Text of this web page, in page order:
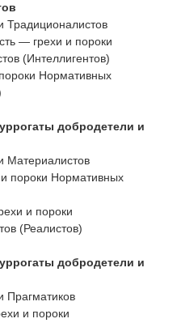
Традиционалистов
— грехи и пороки
(Интеллигентов)
Нормативных
добродетели и
Материалистов
пороки Нормативных
и пороки
(Реалистов)
добродетели и
Прагматиков
и пороки